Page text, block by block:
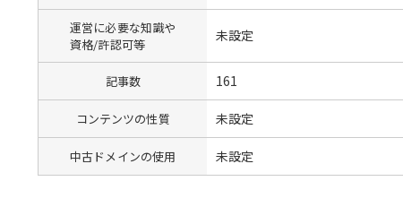
運営に必要な知識や
資格/許認可等
未設定
記事数 161
コンテンツの性質 未設定
中古ドメインの使用 未設定